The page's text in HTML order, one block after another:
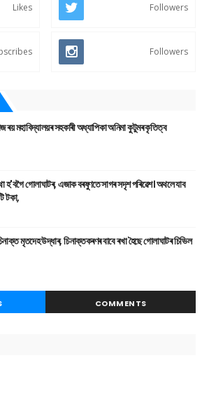
Likes Followers
Followers
ৰয় মহাবিদ্যালয়ৰ সহকাৰী অধ্যাপিকা অনিমা কুটুমৰ কৃতিত্ব
হ'বগৈ গোলাঘাটৰ, এজাক বৰষুণতে সাগৰ সদৃশ পৰিৱেশ। অথলে যাব
টকা,
মৃতদেহ উদ্ধাৰ, চিনাক্তকৰণৰ বাবে ৰখা হৈছে গোলাঘাটৰ চিভিল
COMMENTS